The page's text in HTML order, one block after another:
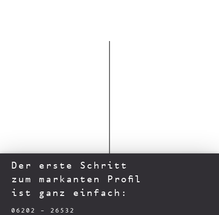
Der erste Schritt
zum markanten Profil
ist ganz einfach:
06202 – 26532